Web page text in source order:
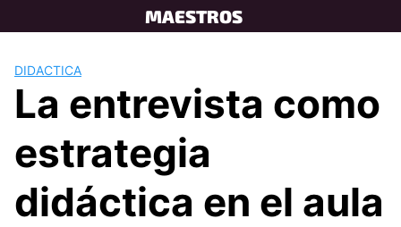
to
MAESTROS
DIDACTICA
La entrevista como
estrategia
didáctica en el aula